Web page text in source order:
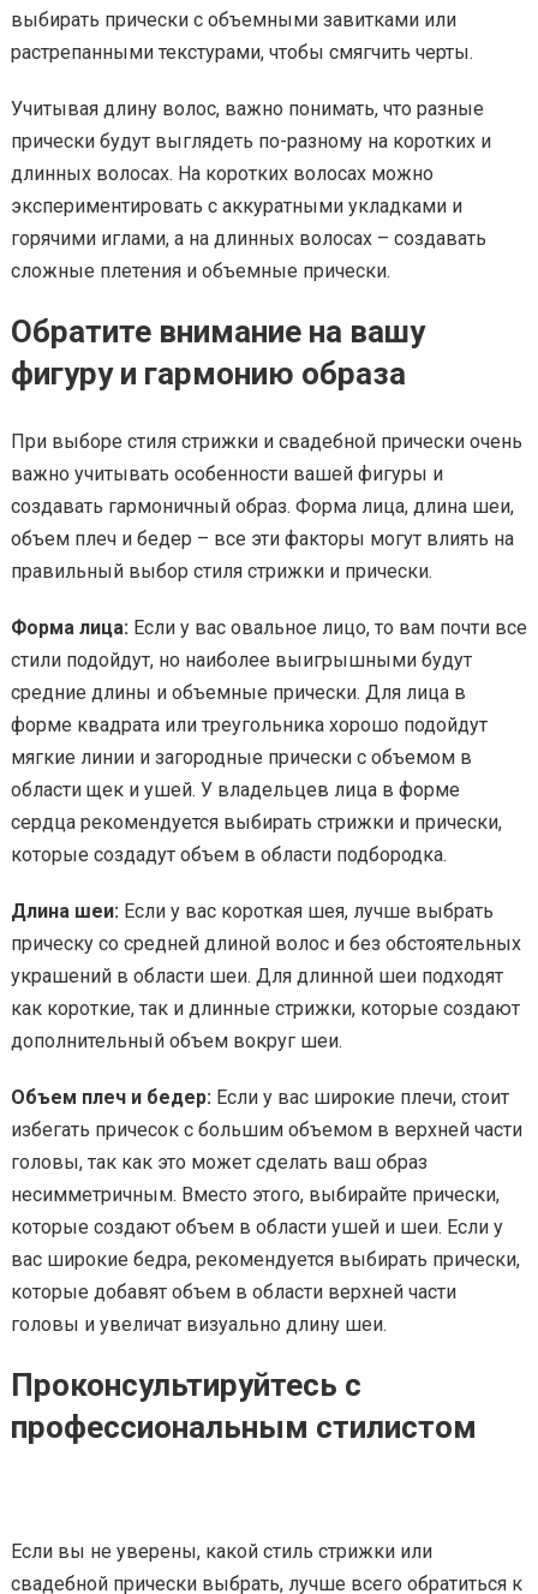
выбирать прически с объемными завитками или
растрепанными текстурами, чтобы смягчить черты.
Учитывая длину волос, важно понимать, что разные
прически будут выглядеть по-разному на коротких и
длинных волосах. На коротких волосах можно
экспериментировать с аккуратными укладками и
горячими иглами, а на длинных волосах – создавать
сложные плетения и объемные прически.
Обратите внимание на вашу
фигуру и гармонию образа
При выборе стиля стрижки и свадебной прически очень
важно учитывать особенности вашей фигуры и
создавать гармоничный образ. Форма лица, длина шеи,
объем плеч и бедер – все эти факторы могут влиять на
правильный выбор стиля стрижки и прически.
Форма лица:Если у вас овальное лицо, то вам почти все
стили подойдут, но наиболее выигрышными будут
средние длины и объемные прически. Для лица в
форме квадрата или треугольника хорошо подойдут
мягкие линии и загородные прически с объемом в
области щек и ушей. У владельцев лица в форме
сердца рекомендуется выбирать стрижки и прически,
которые создадут объем в области подбородка.
Длина шеи:Если у вас короткая шея, лучше выбрать
прическу со средней длиной волос и без обстоятельных
украшений в области шеи. Для длинной шеи подходят
как короткие, так и длинные стрижки, которые создают
дополнительный объем вокруг шеи.
Объем плеч и бедер:Если у вас широкие плечи, стоит
избегать причесок с большим объемом в верхней части
головы, так как это может сделать ваш образ
несимметричным. Вместо этого, выбирайте прически,
которые создают объем в области ушей и шеи. Если у
вас широкие бедра, рекомендуется выбирать прически,
которые добавят объем в области верхней части
головы и увеличат визуально длину шеи.
Проконсультируйтесь с
профессиональным стилистом
Если вы не уверены, какой стиль стрижки или
свадебной прически выбрать, лучше всего обратиться к